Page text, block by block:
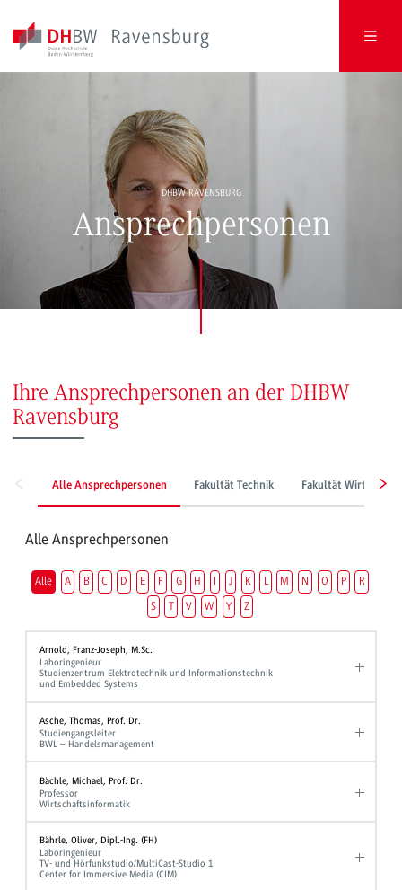
DHBW RAVENSBURG
Ansprechpersonen
Ihre Ansprechpersonen an der DHBW
Ravensburg
Alle Ansprechpersonen Fakultät Technik Fakultät Wirtschaft
Alle Ansprechpersonen
Alle A B C D E F G H I J K L M N O P
R
S
T V W Y Z
Arnold, Franz-Joseph, M.Sc.
Laboringenieur
Studienzentrum Elektrotechnik und Informationstechnik
und Embedded Systems
Asche, Thomas, Prof. Dr.
Studiengangsleiter
BWL – Handelsmanagement
Bächle, Michael, Prof. Dr.
Professor
Wirtschaftsinformatik
Bährle, Oliver, Dipl.-Ing. (FH)
Laboringenieur
TV- und Hörfunkstudio/MultiCast-Studio 1
Center for Immersive Media (CIM)